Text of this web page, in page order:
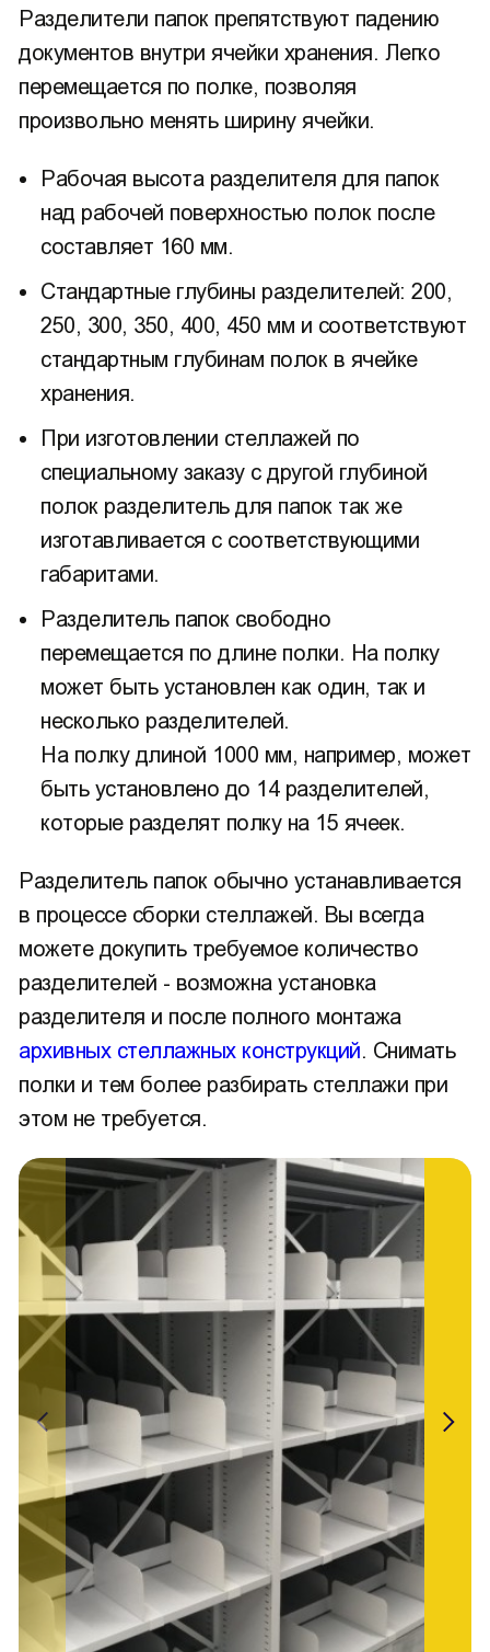
Разделители папок препятствуют падению
документов внутри ячейки хранения. Легко
перемещается по полке, позволяя
произвольно менять ширину ячейки.
Рабочая высота разделителя для папок
над рабочей поверхностью полок после
составляет 160 мм.
Стандартные глубины разделителей: 200,
250, 300, 350, 400, 450 мм и соответствуют
стандартным глубинам полок в ячейке
хранения.
При изготовлении стеллажей по
специальному заказу с другой глубиной
полок разделитель для папок так же
изготавливается с соответствующими
габаритами.
Разделитель папок свободно
перемещается по длине полки. На полку
может быть установлен как один, так и
несколько разделителей.
На полку длиной 1000 мм, например, может
быть установлено до 14 разделителей,
которые разделят полку на 15 ячеек.
Разделитель папок обычно устанавливается
в процессе сборки стеллажей. Вы всегда
можете докупить требуемое количество
разделителей - возможна установка
разделителя и после полного монтажа
архивных стеллажных конструкций. Снимать
полки и тем более разбирать стеллажи при
этом не требуется.